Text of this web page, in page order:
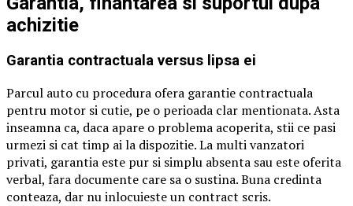
achizitie
Garantia contractuala versus lipsa ei
Parcul auto cu procedura ofera garantie contractuala
pentru motor si cutie, pe o perioada clar mentionata. Asta
inseamna ca, daca apare o problema acoperita, stii ce pasi
urmezi si cat timp ai la dispozitie. La multi vanzatori
privati, garantia este pur si simplu absenta sau este oferita
verbal, fara documente care sa o sustina. Buna credinta
conteaza, dar nu inlocuieste un contract scris.